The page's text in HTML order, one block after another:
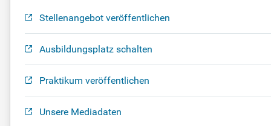
Stellenangebot veröffentlichen
Ausbildungsplatz schalten
Praktikum veröffentlichen
Unsere Mediadaten